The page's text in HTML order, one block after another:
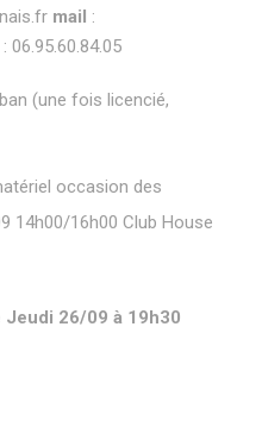
mail :
: 06.95.60.84.05
(une fois licencié,
occasion des
14h00/16h00 Club House
Jeudi 26/09 à 19h30